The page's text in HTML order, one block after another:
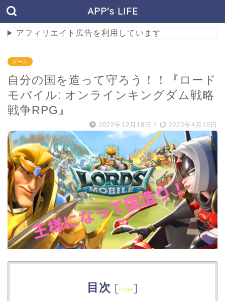
APP's LIFE
アフィリエイト広告を利用しています
ゲーム
自分の国を造って守ろう！！『ロード
モバイル: オンラインキングダム戦略
戦争RPG』
2022年12月18日 / 2023年4月10日
目次 [hide]